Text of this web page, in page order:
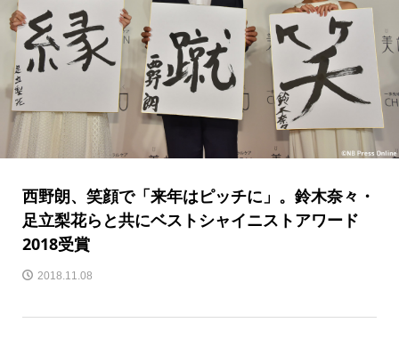
西野朗、笑顔で「来年はピッチに」。鈴木奈々・
足立梨花らと共にベストシャイニストアワード
2018受賞
2018.11.08